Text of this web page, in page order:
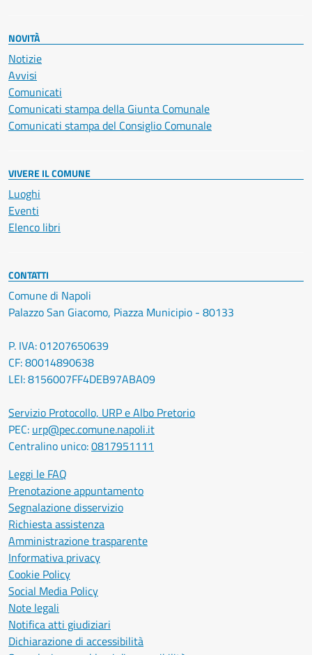
NOVITÀ
Notizie
Avvisi
Comunicati
Comunicati stampa della Giunta Comunale
Comunicati stampa del Consiglio Comunale
VIVERE IL COMUNE
Luoghi
Eventi
Elenco libri
CONTATTI
Comune di Napoli
Palazzo San Giacomo, Piazza Municipio - 80133
P. IVA: 01207650639
CF: 80014890638
LEI: 8156007FF4DEB97ABA09
Servizio Protocollo, URP e Albo Pretorio
PEC: urp@pec.comune.napoli.it
Centralino unico:0817951111
Leggi le FAQ
Prenotazione appuntamento
Segnalazione disservizio
Richiesta assistenza
Amministrazione trasparente
Informativa privacy
Cookie Policy
Social Media Policy
Note legali
Notifica atti giudiziari
Dichiarazione di accessibilità